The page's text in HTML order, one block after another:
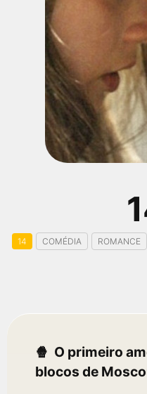
14 COMÉDIA ROMANCE
O primeiro
blocos de
PÁGINA INICIAL
FilmesNoCinema.com.br
é o
sessões de cinema no Brasil.
encontrar os filmes no cinema
qualquer cidade em território
acessar informações sobre
trailers e muito mais.